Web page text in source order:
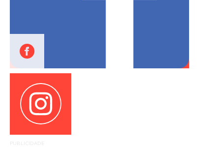
PUBLICIDADE